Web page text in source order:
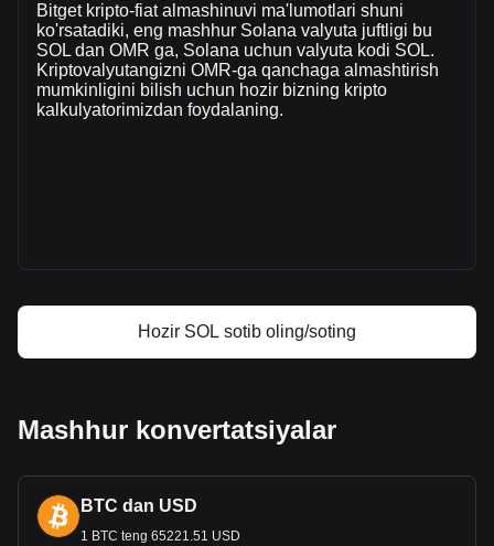
ر.ع.-29,308,002.17 OMR ga oʻzgardi, bu -5.60%. Bundan
tashqari, oxirgi kunda ر.ع.523,553,514.17 qiymatida SOL
sotildi.
Bitgetda Solana haqida batafsil ma'lumot
Bitget kripto-fiat almashinuvi ma'lumotlari shuni
ko'rsatadiki, eng mashhur Solana valyuta juftligi bu
SOL dan OMR ga, Solana uchun valyuta kodi SOL.
Kriptovalyutangizni OMR-ga qanchaga almashtirish
mumkinligini bilish uchun hozir bizning kripto
kalkulyatorimizdan foydalaning.
Hozir SOL sotib oling/soting
Mashhur konvertatsiyalar
BTC dan USD
1 BTC teng 65221.51 USD